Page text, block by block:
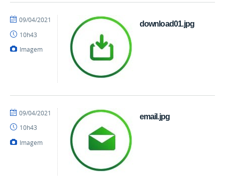
download01.jpg
por
publicado
09/04/2021
10h43
Imagem
email.jpg
por
publicado
09/04/2021
10h43
Imagem